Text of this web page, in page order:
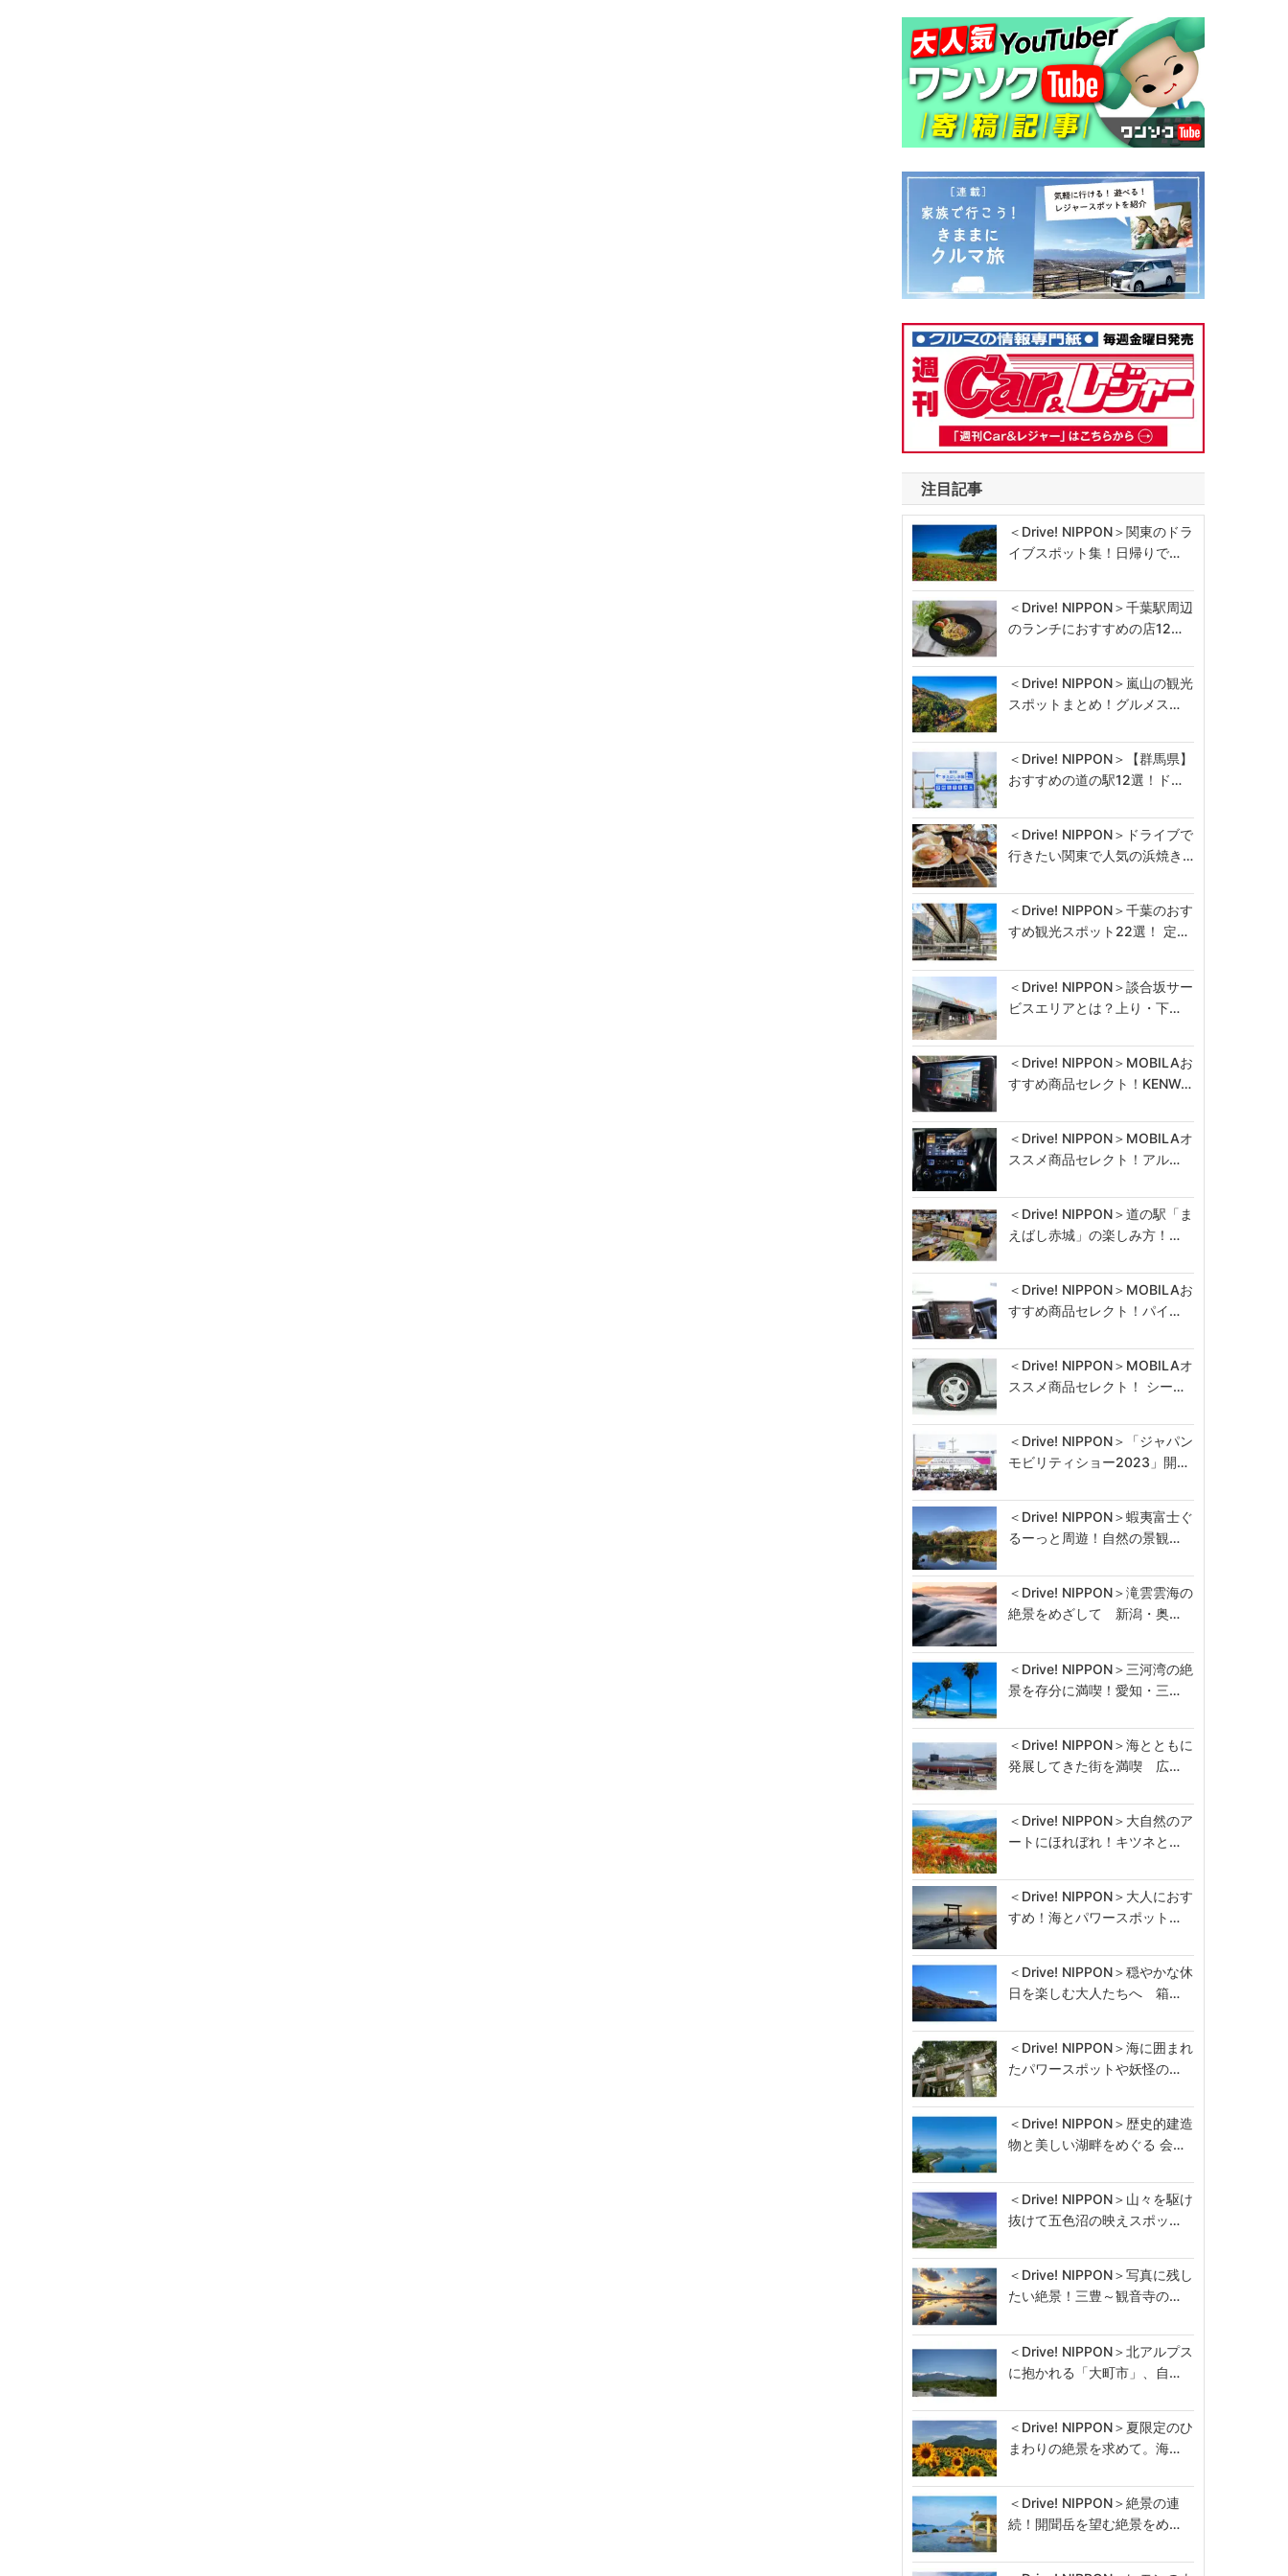
注目記事
＜Drive! NIPPON＞関東のドラ
イブスポット集！日帰りで…
＜Drive! NIPPON＞千葉駅周辺
のランチにおすすめの店12…
＜Drive! NIPPON＞嵐山の観光
スポットまとめ！グルメス…
＜Drive! NIPPON＞【群馬県】
おすすめの道の駅12選！ド…
＜Drive! NIPPON＞ドライブで
行きたい関東で人気の浜焼き…
＜Drive! NIPPON＞千葉のおす
すめ観光スポット22選！ 定…
＜Drive! NIPPON＞談合坂サー
ビスエリアとは？上り・下…
＜Drive! NIPPON＞MOBILAお
すすめ商品セレクト！KENW…
＜Drive! NIPPON＞MOBILAオ
ススメ商品セレクト！アル…
＜Drive! NIPPON＞道の駅「ま
えばし赤城」の楽しみ方！…
＜Drive! NIPPON＞MOBILAお
すすめ商品セレクト！パイ…
＜Drive! NIPPON＞MOBILAオ
ススメ商品セレクト！ シー…
＜Drive! NIPPON＞「ジャパン
モビリティショー2023」開…
＜Drive! NIPPON＞蝦夷富士ぐ
るーっと周遊！自然の景観…
＜Drive! NIPPON＞滝雲雲海の
絶景をめざして 新潟・奥…
＜Drive! NIPPON＞三河湾の絶
景を存分に満喫！愛知・三…
＜Drive! NIPPON＞海とともに
発展してきた街を満喫 広…
＜Drive! NIPPON＞大自然のア
ートにほれぼれ！キツネと…
＜Drive! NIPPON＞大人におす
すめ！海とパワースポット…
＜Drive! NIPPON＞穏やかな休
日を楽しむ大人たちへ 箱…
＜Drive! NIPPON＞海に囲まれ
たパワースポットや妖怪の…
＜Drive! NIPPON＞歴史的建造
物と美しい湖畔をめぐる 会…
＜Drive! NIPPON＞山々を駆け
抜けて五色沼の映えスポッ…
＜Drive! NIPPON＞写真に残し
たい絶景！三豊～観音寺の…
＜Drive! NIPPON＞北アルプス
に抱かれる「大町市」、自…
＜Drive! NIPPON＞夏限定のひ
まわりの絶景を求めて。海…
＜Drive! NIPPON＞絶景の連
続！開聞岳を望む絶景をめ…